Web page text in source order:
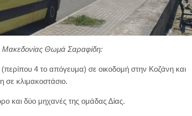
Μακεδονίας Θωμά Σαραφίδη:
(περίπου 4 το απόγευμα) σε οικοδομή στην Κοζάνη και
κλιμακοστάσιο.
και δύο μηχανές της ομάδας Δίας.